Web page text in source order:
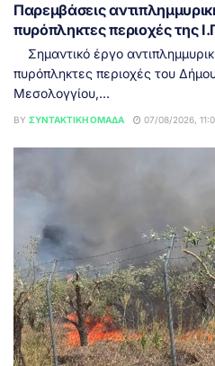
Παρεμβάσεις
πυρόπληκτες περιοχές της
Σημαντικό έργο
πυρόπληκτες περιοχές του
Μεσολογγίου,...
BY ΣΥΝΤΑΚΤΙΚΉ ΟΜΆΔΑ 07/08/2026,